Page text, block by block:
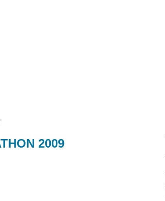
2009